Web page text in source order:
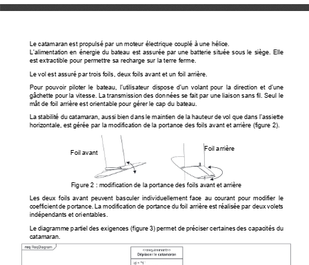
Le catamaran est propulsé par un moteur électrique couplé à une hélice.
L’alimentation en énergie du bateau est assurée par une batterie située sous le siège. Elle
est extractible pour permettre sa recharge sur la terre ferme.
Le vol est assuré par trois foils, deux foils avant et un foil arrière.
Pour  pouvoir  piloter  le  bateau,  l’utilisateur  dispose  d’un  volant  pour  la  direction  et  d’une
gâchette pour la vitesse. La transmission des données se fait par une liaison sans fil. Seul le
mât de foil arrière est orientable pour gérer le cap du bateau.
La stabilité du catamaran, aussi bien dans le maintien de la hauteur de vol que dans l’assiette
horizontale, est gérée par la modification de la portance des foils avant et arrière (figure 2).
Figure 2 : modification de la portance des foils avant et arrière
Les  deux  foils  avant  peuvent  basculer  individuellement  face  au  courant  pour  modifier  le
coefficient de portance. La modification de portance du foil arrière est réalisée par deux volets
indépendants et orientables.
Le diagramme partiel des exigences (figure 3) permet de préciser certaines des capacités du
catamaran.
Foil avant
Foil arrière